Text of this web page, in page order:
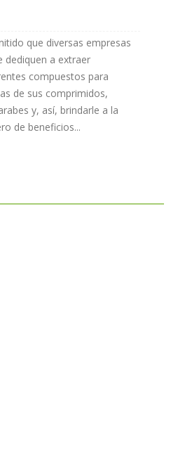
que diversas empresas
dediquen a extraer
compuestos para
de sus comprimidos,
y, así, brindarle a la
de beneficios...